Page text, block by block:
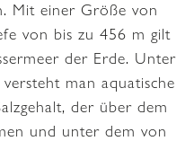
Mit einer Größe von
von bis zu 456 m gilt
der Erde. Unter
man aquatische
der über dem
und unter dem von